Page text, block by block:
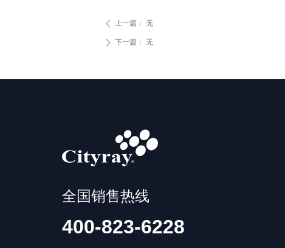
ꄴ 上一篇： 无
ꄲ 下一篇： 无
全国销售热线
400-823-6228